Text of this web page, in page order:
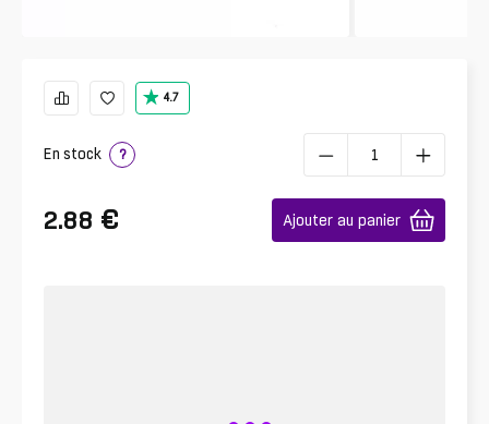
4.7
En stock ?
2.88 € Ajouter au panier